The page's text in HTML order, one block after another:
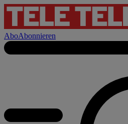
AboAbonnieren